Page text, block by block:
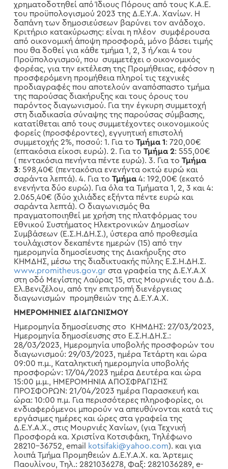
χρηματοδοτηθεί από Ίδιους Πόρους από τους Κ.Α.Ε.
του προϋπολογισμού 2023 της Δ.Ε.Υ.Α. Χανίων. Η
δαπάνη των δημοσιεύσεων βαρύνει τον ανάδοχο.
Κριτήριο κατακύρωσης: είναι η πλέον συμφέρουσα
από οικονομική άποψη προσφορά, μόνο βάσει τιμής
που θα δοθεί για κάθε τμήμα 1, 2, 3 ή/και 4 του
Προϋπολογισμού, που συμμετέχει ο οικονομικός
φορέας, για την εκτέλεση της Προμήθειας, εφόσον η
προσφερόμενη προμήθεια πληροί τις τεχνικές
προδιαγραφές που αποτελούν αναπόσπαστο τμήμα
της παρούσας διακήρυξης και τους όρους του
παρόντος διαγωνισμού. Για την έγκυρη συμμετοχή
στη διαδικασία σύναψης της παρούσας σύμβασης,
κατατίθεται από τους συμμετέχοντες οικονομικούς
φορείς (προσφέροντες), εγγυητική επιστολή
συμμετοχής 2%, ποσού: 1. Για το Τμήμα 1: 720,00€
(επτακόσια είκοσι ευρώ). 2. Για το Τμήμα 2: 555,00€
( πεντακόσια πενήντα πέντε ευρώ). 3. Για το Τμήμα
3: 598,40€ (πεντακόσια ενενήντα οκτώ ευρώ και
σαράντα λεπτά). 4. Για το Τμήμα4: 192,00€ (εκατό
ενενήντα δύο ευρώ). Για όλα τα Τμήματα 1, 2, 3 και 4:
2.065,40€ (δύο χιλιάδες εξήντα πέντε ευρώ και
σαράντα λεπτά). Ο διαγωνισμός θα
πραγματοποιηθεί με χρήση της πλατφόρμας του
Εθνικού Συστήματος Ηλεκτρονικών Δημοσίων
Συμβάσεων (Ε.Σ.Η.ΔΗ.Σ.), ύστερα από προθεσμία
τουλάχιστον δεκαπέντε ημερών (15) από την
ημερομηνία δημοσίευσης της Διακήρυξης στο
ΚΗΜΔΗΣ, μέσω της διαδικτυακής πύλης Ε.Σ.Η.ΔΗ.Σ.
www.promitheus.gov.grστα γραφεία της Δ.Ε.Υ.Α.Χ
στη οδό Μεγίστης Λαύρας 15, στις Μουρνιές του Δ.Δ.
Ελ.Βενιζέλου, από την επιτροπή διενέργειας
διαγωνισμών προμηθειών της Δ.Ε.Υ.Α.Χ.
ΗΜΕΡΟΜΗΝΙΕΣ ΔΙΑΓΩΝΙΣΜΟΥ
Ημερομηνία δημοσίευσης στο ΚΗΜΔΗΣ: 27/03/2023,
Ημερομηνία δημοσίευσης στο Ε.Σ.Η.ΔΗ.Σ.:
28/03/2023, Ημερομηνία υποβολής προσφορών του
διαγωνισμού: 29/03/2023, ημέρα Τετάρτη και ώρα
09:00 π.μ., Καταληκτική ημερομηνία υποβολής
προσφορών: 17/04/2023 ημέρα Δευτέρα και ώρα
15:00 μ.μ., ΗΜΕΡΟΜΗΝΙΑ ΑΠΟΣΦΡΑΓΙΣΗΣ
ΠΡΟΣΦΟΡΩΝ: 21/04/2023 ημέρα Παρασκευή και
ώρα: 10:00 π.μ. Για περισσότερες πληροφορίες, οι
ενδιαφερόμενοι μπορούν να απευθύνονται κατά τις
εργάσιμες ημέρες και ώρες στα γραφεία της
Δ.Ε.Υ.Α.Χ., στις Μουρνιές Χανίων, (για Τεχνική
Προσφορά κα. Χριστίνα Κοτσιφάκη, Τηλέφωνο
28210-36752, email
kotsifaki@yahoo.com). και για
λοιπά Τμήμα Προμηθειών Δ.Ε.Υ.Α.Χ. κα. Άρτεμις
Παουλίνου, Τηλ.: 2821036278, Φαξ: 2821036289, e-